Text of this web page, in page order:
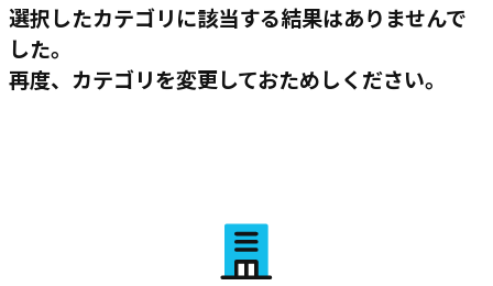
選択したカテゴリに該当する結果はありませんで
した。
再度、カテゴリを変更しておためしください。